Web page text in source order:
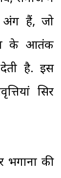
अंग हैं, जो
के आतंक
है. इस
सिर
भगाना की